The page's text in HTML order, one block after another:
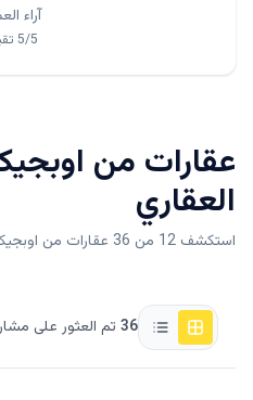
آراء
5/5
عقارات من
العقاري
استكشف 12 من 36 عقارات من اوبجيكت 1 للتطوير العقاري
36 تم العثور على